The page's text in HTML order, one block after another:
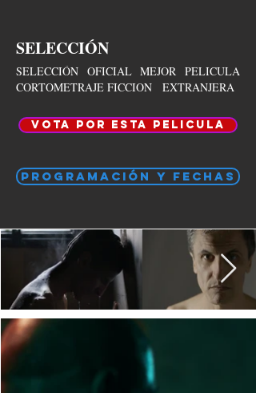
SELECCIÓN
SELECCIÓN OFICIAL MEJOR PELICULA
CORTOMETRAJE FICCION EXTRANJERA
VOTA POR ESTA PELICULA
PROGRAMACIÓN Y FECHAS